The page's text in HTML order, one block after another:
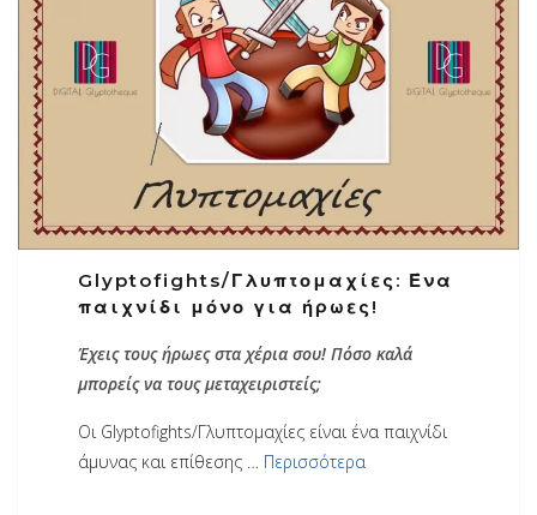
Glyptofights/Γλυπτομαχίες: Ένα
παιχνίδι μόνο για ήρωες!
Έχεις τους ήρωες στα χέρια σου! Πόσο καλά
μπορείς να τους μεταχειριστείς;
Οι Glyptofights/Γλυπτομαχίες είναι ένα παιχνίδι
άμυνας και επίθεσης … Περισσότερα